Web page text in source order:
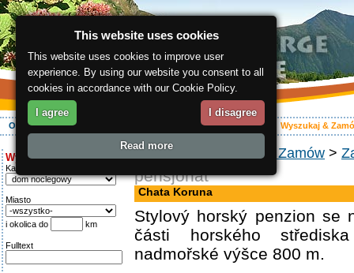
O regionie Aktywnie Zakwaterowanie Wyszukaj &
Wyszukiwanie:
Kategoria
Miasto
i okolica do km
Fulltext
ergis.cz Wyszukaj & Zamów >
pensjonat
Chata Koruna
Stylový horský penzion se
části horského
nadmořské výšce 800 m.
This website uses cookies
This website uses cookies to improve user
experience. By using our website you consent to all
cookies in accordance with our Cookie Policy.
I agree I disagree
Read more